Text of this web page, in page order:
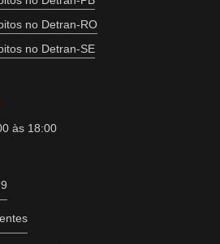
no Detran-RO
no Detran-SE
às 18:00